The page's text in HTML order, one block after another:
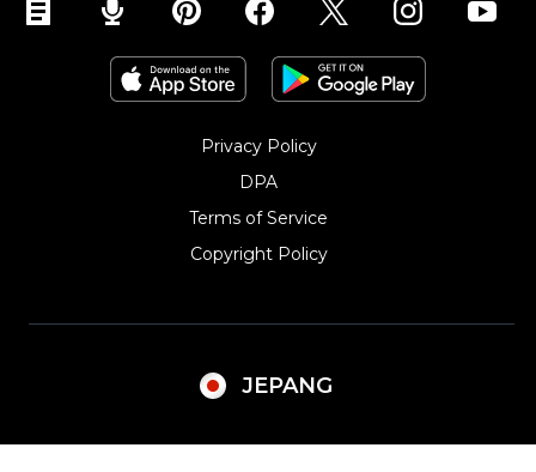
Privacy Policy
DPA
Terms of Service
Copyright Policy‎
JEPANG